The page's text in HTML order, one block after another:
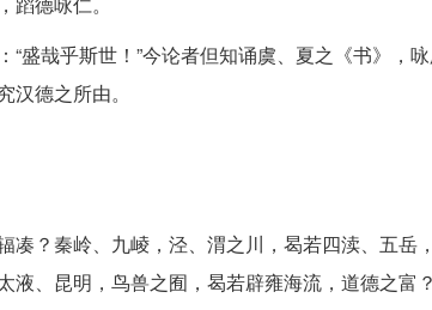
盛哉乎斯世！”今论者但知诵虞、夏之《书》，
德之所由。
凑？秦岭、九崚，泾、渭之川，曷若四渎、五岳
、昆明，鸟兽之囿，曷若辟雍海流，道德之富